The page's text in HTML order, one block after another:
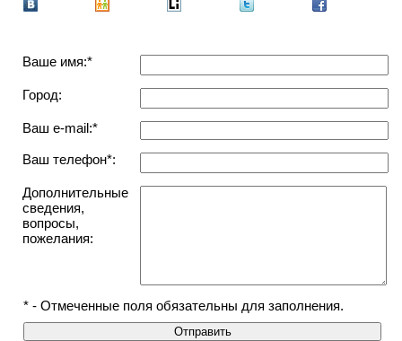
Ваше имя:*
Город:
Ваш e-mail:*
Ваш телефон*:
Дополнительные
сведения,
вопросы,
пожелания:
* - Отмеченные поля обязательны для заполнения.